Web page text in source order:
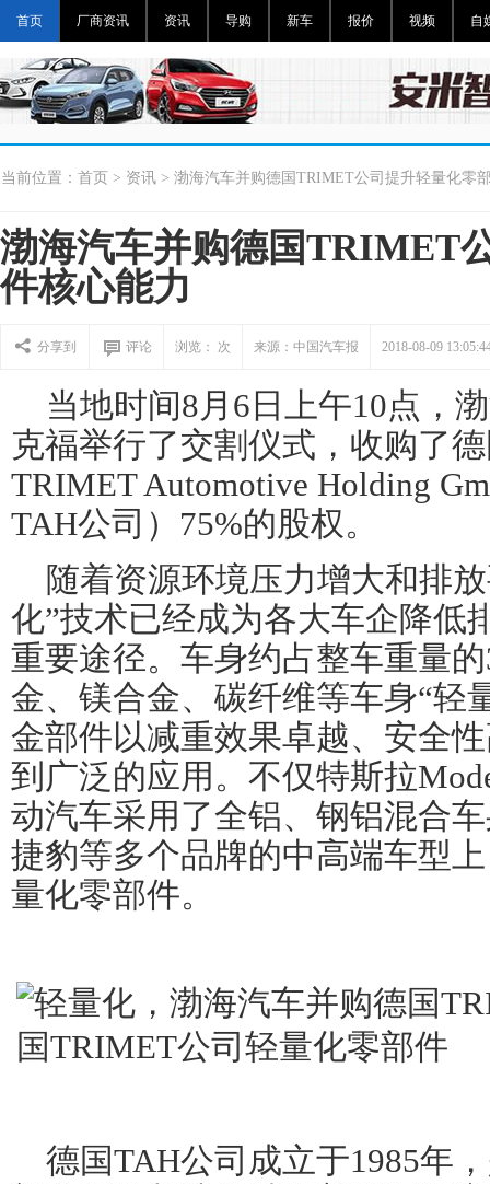
首页 厂商资讯 资讯 导购 新车 报价 视频 自
当前位置： 首页 > 资讯 > 渤海汽车并购德国TRIMET公司提升轻量化零
渤海汽车并购德国TRIMET
件核心能力
分享到 评论 浏览： 次 来源：中国汽车报 2018-08-09
当地时间8月6日上午10点，
克福举行了交割仪式，收购了
TRIMET Automotive Holding
TAH公司）75%的股权。
随着资源环境压力增大和排
化”技术已经成为各大车企降低
重要途径。车身约占整车重量
金、镁合金、碳纤维等车身“轻
金部件以减重效果卓越、安全
到广泛的应用。不仅特斯拉
动汽车采用了全铝、钢铝混合
捷豹等多个品牌的中高端车型
量化零部件。
德国TAH公司成立于1985年